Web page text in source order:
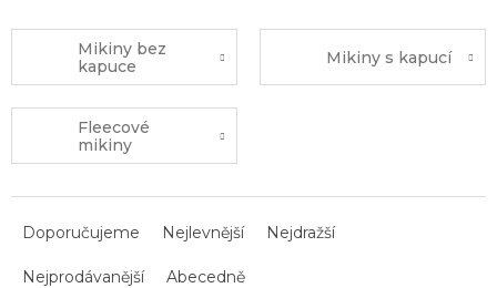
Mikiny bez
kapuce
Mikiny s kapucí
Fleecové
mikiny
Doporučujeme Nejlevnější Nejdražší
Nejprodávanější Abecedně